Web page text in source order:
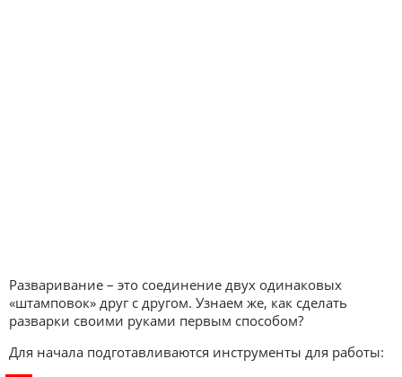
Разваривание – это соединение двух одинаковых
«штамповок» друг с другом. Узнаем же, как сделать
разварки своими руками первым способом?
Для начала подготавливаются инструменты для работы: